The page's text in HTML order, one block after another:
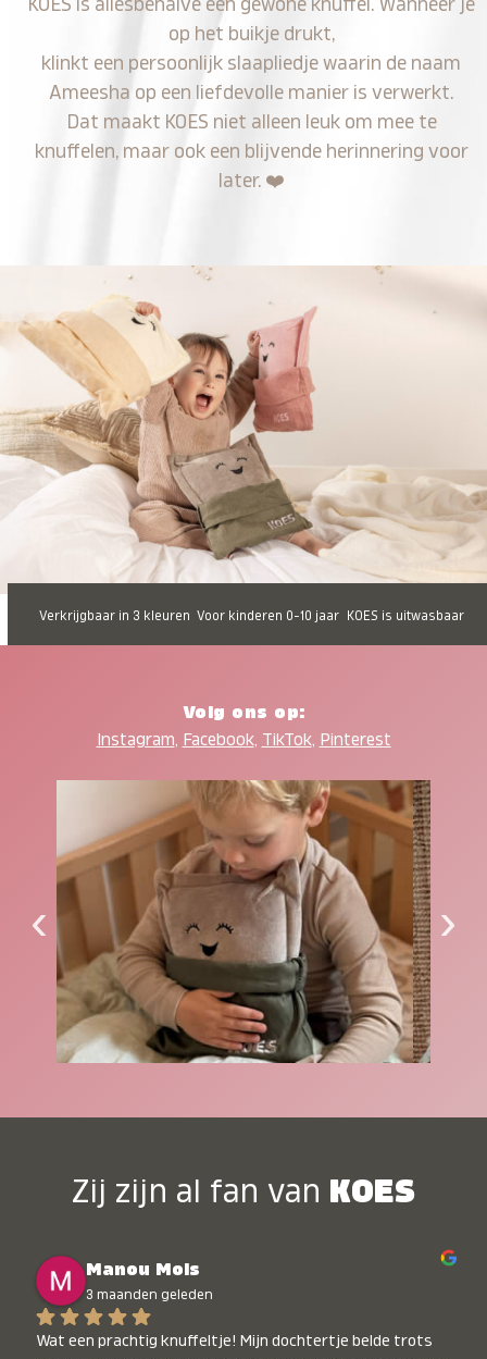
KOES is allesbehalve een gewone knuffel. Wanneer je
op het buikje drukt,
klinkt een persoonlijk slaapliedje waarin de naam
Ameesha op een liefdevolle manier is verwerkt.
Dat maakt KOES niet alleen leuk om mee te
knuffelen, maar ook een blijvende herinnering voor
later. ❤️
Verkrijgbaar in 3 kleuren Voor kinderen 0-10 jaar KOES is uitwasbaar
Volg ons op:
Instagram, Facebook, TikTok, Pinterest
‹ ›
Zij zijn al fan van KOES
Manou Mols
3 maanden geleden
Wat een prachtig knuffeltje! Mijn dochtertje belde trots